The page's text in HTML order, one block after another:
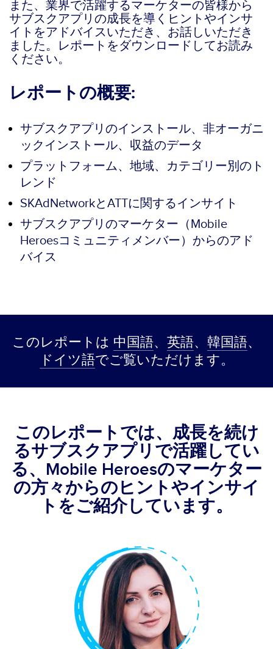
また、業界で活躍するマーケターの皆様から
サブスクアプリの成長を導くヒントやインサ
イトをアドバイスいただき、お話しいただき
ました。レポートをダウンロードしてお読み
ください。
レポートの概要:
サブスクアプリのインストール、非オーガニ
ックインストール、収益のデータ
プラットフォーム、地域、カテゴリー別のト
レンド
SKAdNetworkとATTに関するインサイト
サブスクアプリのマーケター（Mobile
Heroesコミュニティメンバー）からのアド
バイス
このレポートは 中国語、 英語、 韓国語、
ドイツ語でご覧いただけます。
このレポートでは、成長を続け
るサブスクアプリで活躍してい
る、Mobile Heroesのマーケター
の方々からのヒントやインサイ
トをご紹介しています。